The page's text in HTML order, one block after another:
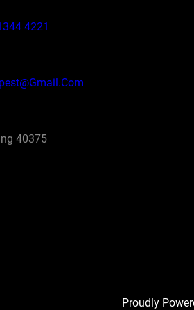
4221
40375
Proudly